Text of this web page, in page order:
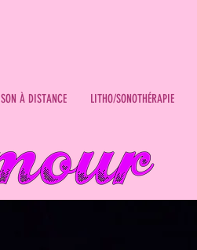
À DISTANCE LITHO/SONOTHÉRAPIE